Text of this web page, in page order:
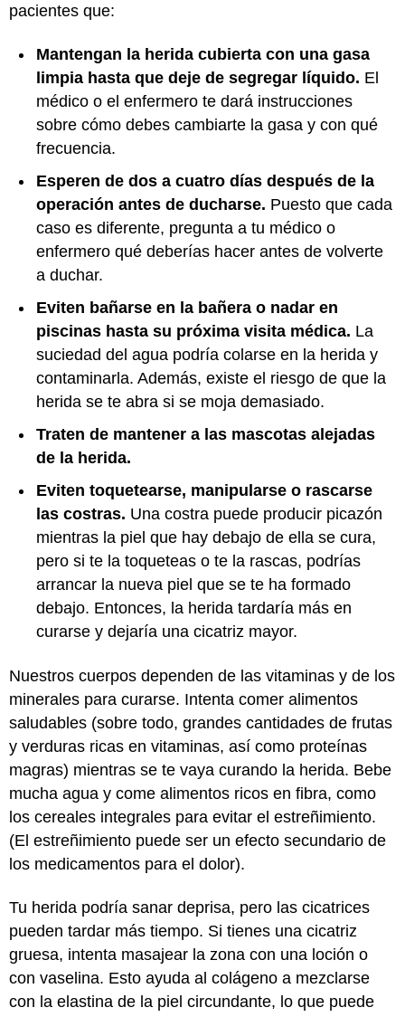
pacientes que:
Mantengan la herida cubierta con una gasa
limpia hasta que deje de segregar líquido. El
médico o el enfermero te dará instrucciones
sobre cómo debes cambiarte la gasa y con qué
frecuencia.
Esperen de dos a cuatro días después de la
operación antes de ducharse. Puesto que cada
caso es diferente, pregunta a tu médico o
enfermero qué deberías hacer antes de volverte
a duchar.
Eviten bañarse en la bañera o nadar en
piscinas hasta su próxima visita médica. La
suciedad del agua podría colarse en la herida y
contaminarla. Además, existe el riesgo de que la
herida se te abra si se moja demasiado.
Traten de mantener a las mascotas alejadas
de la herida.
Eviten toquetearse, manipularse o rascarse
las costras. Una costra puede producir picazón
mientras la piel que hay debajo de ella se cura,
pero si te la toqueteas o te la rascas, podrías
arrancar la nueva piel que se te ha formado
debajo. Entonces, la herida tardaría más en
curarse y dejaría una cicatriz mayor.
Nuestros cuerpos dependen de las vitaminas y de los
minerales para curarse. Intenta comer alimentos
saludables (sobre todo, grandes cantidades de frutas
y verduras ricas en vitaminas, así como proteínas
magras) mientras se te vaya curando la herida. Bebe
mucha agua y come alimentos ricos en fibra, como
los cereales integrales para evitar el estreñimiento.
(El estreñimiento puede ser un efecto secundario de
los medicamentos para el dolor).
Tu herida podría sanar deprisa, pero las cicatrices
pueden tardar más tiempo. Si tienes una cicatriz
gruesa, intenta masajear la zona con una loción o
con vaselina. Esto ayuda al colágeno a mezclarse
con la elastina de la piel circundante, lo que puede